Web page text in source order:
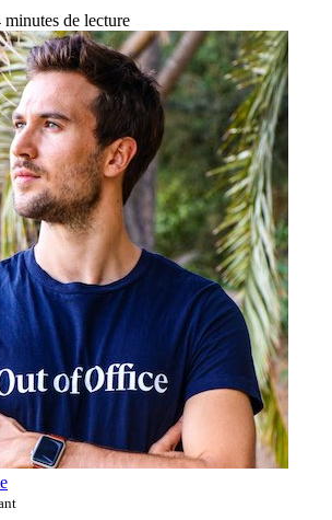
minutes de lecture